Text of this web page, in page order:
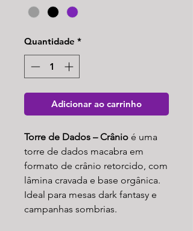
Quantidade *
Adicionar ao carrinho
Torre de Dados – Crânio é uma
torre de dados macabra em
formato de crânio retorcido, com
lâmina cravada e base orgânica.
Ideal para mesas dark fantasy e
campanhas sombrias.